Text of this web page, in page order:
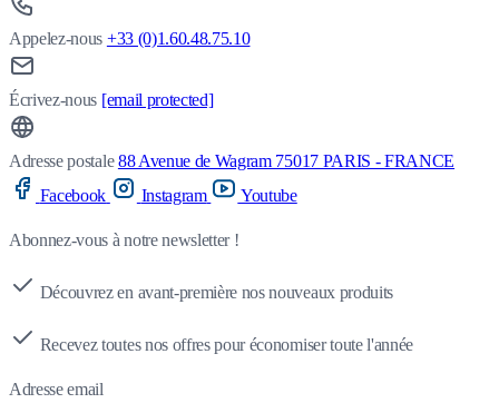
Appelez-nous +33 (0)1.60.48.75.10
Écrivez-nous [email protected]
Adresse postale 88 Avenue de Wagram 75017 PARIS - FRANCE
Facebook
Instagram Youtube
Abonnez-vous à notre newsletter !
Découvrez en avant-première nos nouveaux produits
Recevez toutes nos offres pour économiser toute l'année
Adresse email